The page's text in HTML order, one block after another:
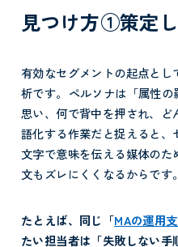
見つけ方①策定
有効なセグメントの起点と
析です。 ペルソナは「属性
思い、何で背中を押され、
語化する作業だと捉えると、
文字で意味を伝える媒体の
文もズレにくくなるからです。
たとえば、同じ「MAの運用
たい担当者は「失敗しない